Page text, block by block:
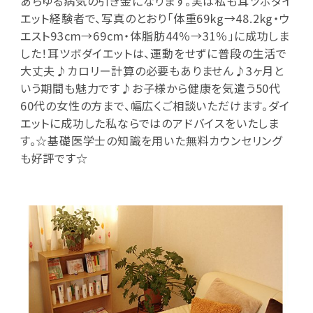
エット経験者で、写真のとおり「体重69kg→48.2kg・ウ
エスト93cm→69cm・体脂肪44％→31％」に成功しま
した！耳ツボダイエットは、運動をせずに普段の生活で
大丈夫♪カロリー計算の必要もありません♪3ヶ月と
いう期間も魅力です♪お子様から健康を気遣う50代
60代の女性の方まで、幅広くご相談いただけます。ダイ
エットに成功した私ならではのアドバイスをいたしま
す。☆基礎医学士の知識を用いた無料カウンセリング
も好評です☆